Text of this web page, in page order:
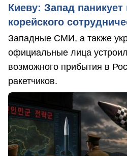
Киеву: Запад паникует
корейского
Западные СМИ, а также
официальные лица
возможного прибытия в
ракетчиков.